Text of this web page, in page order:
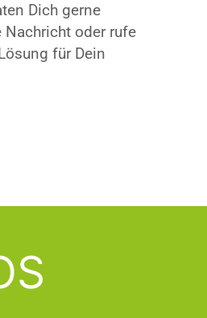
Dich gerne
oder rufe
für Dein